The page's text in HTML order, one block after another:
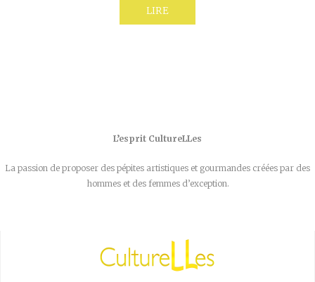
LIRE
L’esprit CultureLLes
La passion de proposer des pépites artistiques et gourmandes créées par des
hommes et des femmes d’exception.